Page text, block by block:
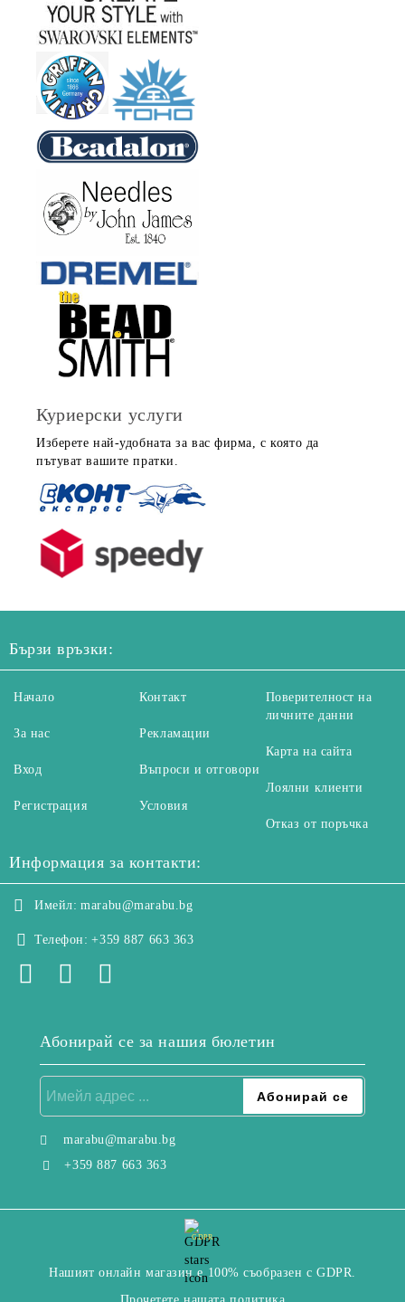
Куриерски услуги
Изберете най-удобната за вас фирма, с която да
пътуват вашите пратки.
Бързи връзки:
Начало
За нас
Вход
Регистрация
Контакт
Рекламации
Въпроси и отговори
Условия
Поверителност на
личните данни
Карта на сайта
Лоялни клиенти
Отказ от поръчка
Информация за контакти:
Имейл: marabu@marabu.bg
Телефон: +359 887 663 363
Абонирай се за нашия бюлетин
marabu@marabu.bg
+359 887 663 363
GDPR
Нашият онлайн магазин е 100% съобразен с GDPR.